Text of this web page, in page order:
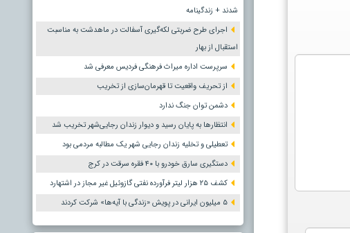
شدند + زندگینامه
اجرای طرح ضربتی لکه‌گیری آسفالت در ماهدشت به مناسبت
استقبال از بهار
سرپرست اداره میراث فرهنگی فردیس معرفی شد
از تحریف واقعیت تا قهرمان‌سازی از تخریب
دشمن توان جنگ ندارد
انتظارها به پایان رسید و دیوار زندان رجایی‌شهر تخریب شد
تعطیلی و تخلیه زندان رجایی شهر یک مطالبه مردمی بود
دستگیری سارق خودرو با ۴۰ فقره سرقت در کرج
کشف ۲۵ هزار لیتر فرآورده نفتی گازوئیل غیر مجاز در اشتهارد
۵ میلیون ایرانی در پویش «زندگی با آیه‌ها» شرکت کردند